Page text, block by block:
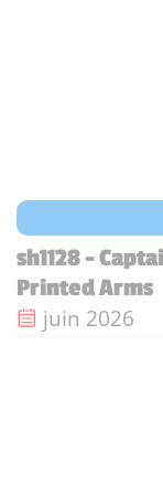
sh1128 -
Printed Arms
Date de
juin 2026